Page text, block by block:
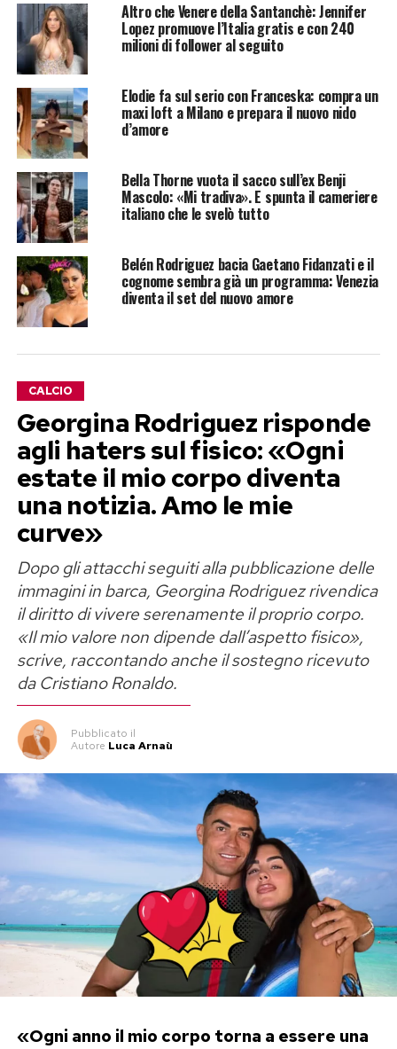
Altro che Venere della Santanchè: Jennifer
Lopez promuove l’Italia gratis e con 240
milioni di follower al seguito
Elodie fa sul serio con Franceska: compra un
maxi loft a Milano e prepara il nuovo nido
d’amore
Bella Thorne vuota il sacco sull’ex Benji
Mascolo: «Mi tradiva». E spunta il cameriere
italiano che le svelò tutto
Belén Rodriguez bacia Gaetano Fidanzati e il
cognome sembra già un programma: Venezia
diventa il set del nuovo amore
CALCIO
Georgina Rodriguez risponde
agli haters sul fisico: «Ogni
estate il mio corpo diventa
una notizia. Amo le mie
curve»
Dopo gli attacchi seguiti alla pubblicazione delle
immagini in barca, Georgina Rodriguez rivendica
il diritto di vivere serenamente il proprio corpo.
«Il mio valore non dipende dall’aspetto fisico»,
scrive, raccontando anche il sostegno ricevuto
da Cristiano Ronaldo.
Pubblicato il
Autore Luca Arnaù
«Ogni anno il mio corpo torna a essere una